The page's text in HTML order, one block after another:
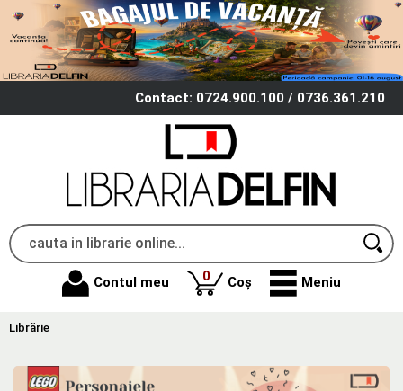
Contact: 0724.900.100 / 0736.361.210
Contul meu 0produse
Coș Meniu
Librărie